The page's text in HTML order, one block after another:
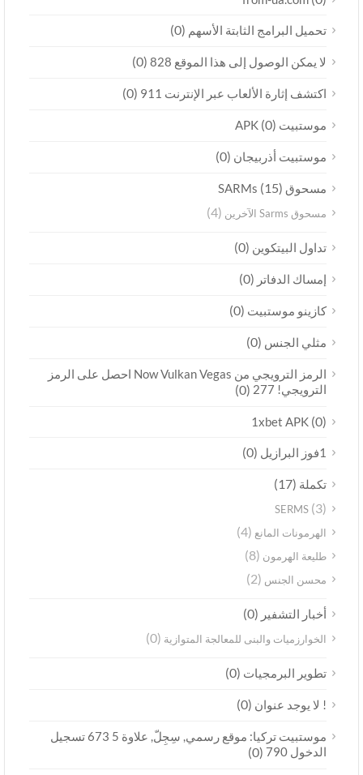
تحميل البرامج الثابتة الأسهم(0)
لا يمكن الوصول إلى هذا الموقع 828 (0)
اكتشف إثارة الألعاب عبر الإنترنت 911 (0)
موستبيت APK(0)
موستبيت أذربيجان(0)
مسحوق SARMs(15)
مسحوق Sarms الآخرين (4)
تداول البيتكوين(0)
إمساك الدفاتر(0)
كازينو موستبيت(0)
مثلي الجنس(0)
الرمز الترويجي من Now Vulkan Vegas احصل على الرمز
الترويجي! 277 (0)
1xbet APK(0)
1فوز البرازيل (0)
تكملة(17)
SERMS(3)
الهرمونات المانع(4)
طليعة الهرمون(8)
محسن الجنس(2)
أخبار التشفير(0)
الخوارزميات والبنى للمعالجة المتوازية (0)
تطوير البرمجيات(0)
! لا يوجد عنوان(0)
موستبيت تركيا: موقع رسمي, سِجِلّ, علاوة 5 673 تسجيل
الدخول 790 (0)